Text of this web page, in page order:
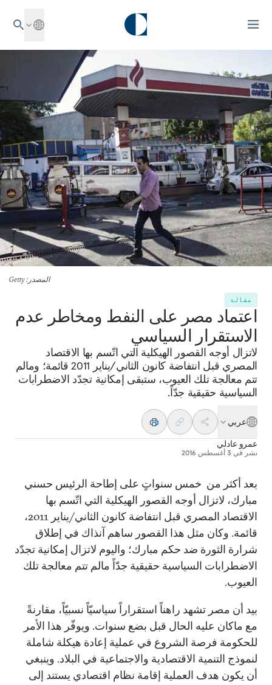
المصدر : Getty
مقالة
اعتماد مصر على النفط ومخاطر عدم
الاستقرار السياسي
لاتزال أوجه القصور الهيكلية التي اتّسم بها الاقتصاد
المصري قبل انتفاضة كانون الثاني/يناير 2011 قائمة؛ ومالم
تتم معالجة تلك العيوب، ستبقى إمكانية تجدّد الاضطرابات
السياسية حقيقية جدّاً.
عربي
عمرو عادلي
نشر في 3 أغسطس 2016
بعد أكثر من خمس سنواتٍ على إطاحة الرئيس حسني
مبارك، لاتزال أوجه القصور الهيكلية التي اتّسم بها
الاقتصاد المصري قبل انتفاضة كانون الثاني/يناير 2011،
قائمة. وكان مثل هذا القصور ساهم آنذاك في إطلاق
شرارة الثورة ضد حكم مبارك؛ واليوم لاتزال إمكانية تجدّد
الاضطرابات السياسية حقيقية جدّاً مالم تتم معالجة تلك
العيوب.
بيد أن مصر تشهد راهناً استقراراً سياسيّاً نسبيّاً، مقارنةً
مع ماكان عليه الحال قبل بضع سنوات. ويوفّر هذا الأمر
للحكومة فرصة الشروع في عملية إعادة هيكلة شاملة
لنموذج التنمية الاقتصادية والاجتماعية في البلاد. وينبغي
أن يكون هدف العملية إقامة نظام اقتصادي يستند إلى